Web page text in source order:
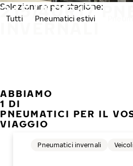
215/40R17
INVERNALI
Selezionare per stagione:
Tutti Pneumatici estivi
ABBIAMO
1 DI
PNEUMATICI PER IL
VIAGGIO
Pneumatici invernali